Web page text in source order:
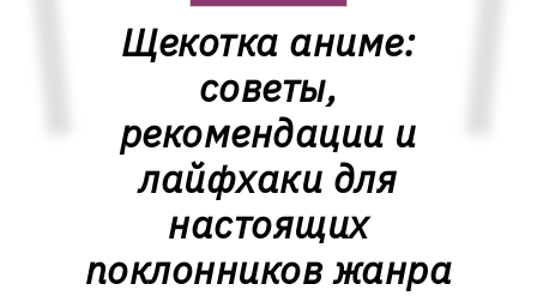
Щекотка аниме:
советы,
рекомендации и
лайфхаки для
настоящих
поклонников жанра